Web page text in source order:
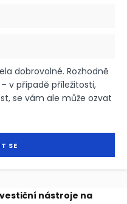
dobrovolné. Rozhodně
v případě příležitosti,
se vám ale může ozvat
nástroje na